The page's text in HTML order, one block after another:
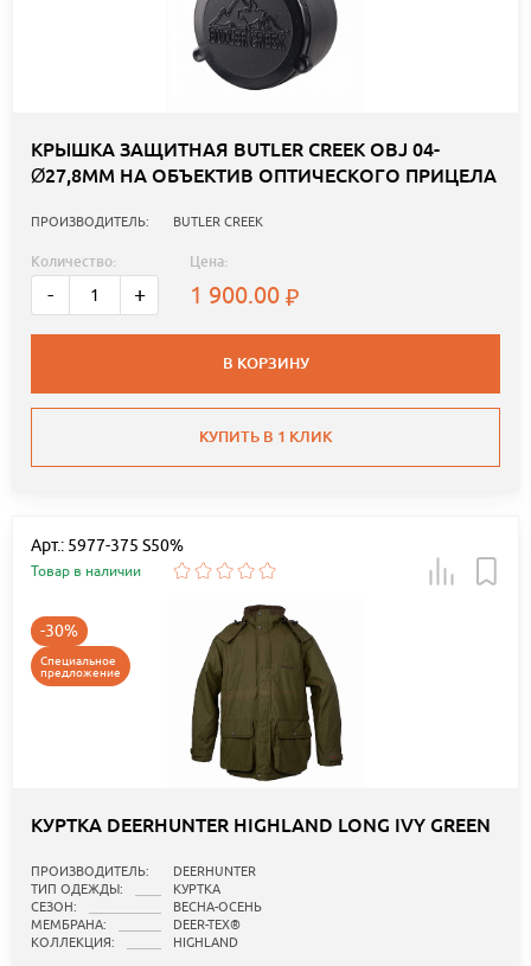
КРЫШКА ЗАЩИТНАЯ BUTLER CREEK OBJ 04-
Ø27,8ММ НА ОБЪЕКТИВ ОПТИЧЕСКОГО ПРИЦЕЛА
ПРОИЗВОДИТЕЛЬ: BUTLER CREEK
Количество:
- +
Цена:
1 900.00
В КОРЗИНУ
КУПИТЬ В 1 КЛИК
Арт.: 5977-375 S50%
Товар в наличии
-30%
Специальное
предложение
КУРТКА DEERHUNTER HIGHLAND LONG IVY GREEN
ПРОИЗВОДИТЕЛЬ:
DEERHUNTER
ТИП ОДЕЖДЫ:
КУРТКА
СЕЗОН:
ВЕСНА-ОСЕНЬ
МЕМБРАНА:
DEER-TEX®
КОЛЛЕКЦИЯ:
HIGHLAND